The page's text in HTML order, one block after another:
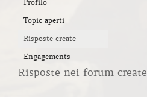
Profilo
Topic aperti
Risposte create
Engagements
Risposte nei forum create